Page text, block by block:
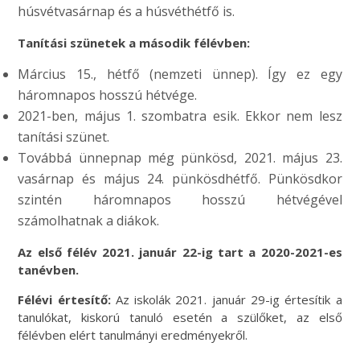
húsvétvasárnap és a húsvéthétfő is.
Tanítási szünetek a második félévben:
Március 15., hétfő (nemzeti ünnep). Így ez egy
háromnapos hosszú hétvége.
2021-ben, május 1. szombatra esik. Ekkor nem lesz
tanítási szünet.
Továbbá ünnepnap még pünkösd, 2021. május 23.
vasárnap és május 24. pünkösdhétfő. Pünkösdkor
szintén háromnapos hosszú hétvégével
számolhatnak a diákok.
Az első félév 2021. január 22-ig tart a 2020-2021-es
tanévben.
Félévi értesítő:Az iskolák 2021. január 29-ig értesítik a
tanulókat, kiskorú tanuló esetén a szülőket, az első
félévben elért tanulmányi eredményekről.